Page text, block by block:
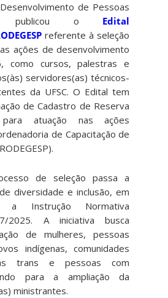
de Pessoas
publicou o Edital
referente à seleção
ações de desenvolvimento
como cursos, palestras e
servidores(as) técnicos-
da UFSC. O Edital tem
de Cadastro de Reserva
atuação nas ações
de Capacitação de
de seleção passa a
diversidade e inclusão, em
a Instrução Normativa
2025. A iniciativa busca
de mulheres, pessoas
indígenas, comunidades
trans e pessoas com
para a ampliação da
ministrantes.